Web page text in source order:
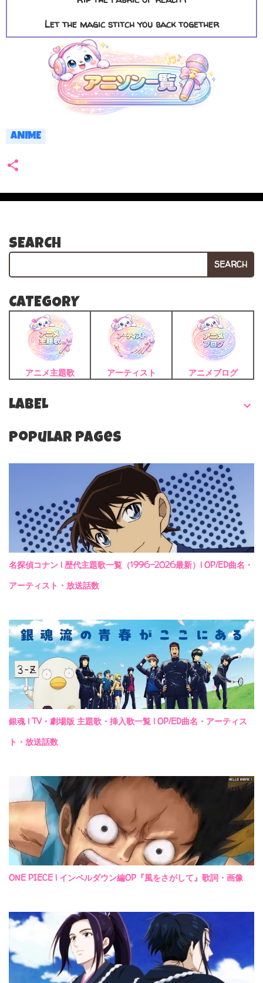
Let the magic stitch you back together
ANIME
SEARCH
SEARCH
CATEGORY
アニメ主題歌 アーティスト アニメブログ
LABEL
Popular Pages
名探偵コナン | 歴代主題歌一覧（1996-2026最新）| OP/ED曲名・
アーティスト・放送話数
銀魂 | TV・劇場版 主題歌・挿入歌一覧 | OP/ED曲名・アーティス
ト・放送話数
ONE PIECE | インペルダウン編OP『風をさがして』歌詞・画像